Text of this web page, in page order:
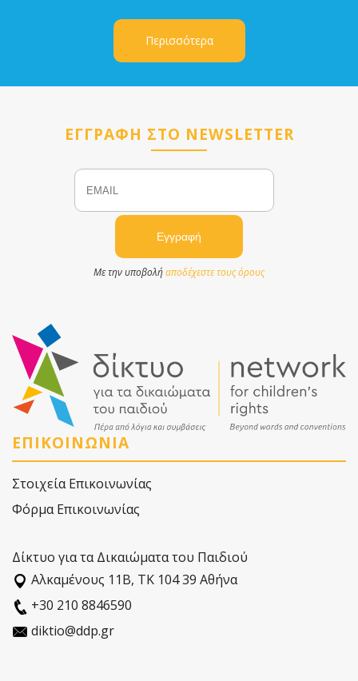
Περισσότερα
ΕΓΓΡΑΦΗ ΣΤΟ NEWSLETTER
Email
Με την υποβολήαποδέχεστε τους όρους
ΕΠΙΚΟΙΝΩΝΙΑ
Στοιχεία Επικοινωνίας
Φόρμα Επικοινωνίας
Δίκτυο για τα Δικαιώματα του Παιδιού
Αλκαµένους 11Β, ΤΚ 104 39 Αθήνα
+30 210 8846590
diktio@ddp.gr